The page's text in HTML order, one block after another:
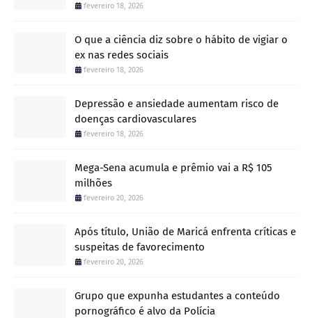
fevereiro 18, 2026
O que a ciência diz sobre o hábito de vigiar o
ex nas redes sociais
fevereiro 18, 2026
Depressão e ansiedade aumentam risco de
doenças cardiovasculares
fevereiro 18, 2026
Mega-Sena acumula e prêmio vai a R$ 105
milhões
fevereiro 20, 2026
Após título, União de Maricá enfrenta críticas e
suspeitas de favorecimento
fevereiro 20, 2026
Grupo que expunha estudantes a conteúdo
pornográfico é alvo da Polícia